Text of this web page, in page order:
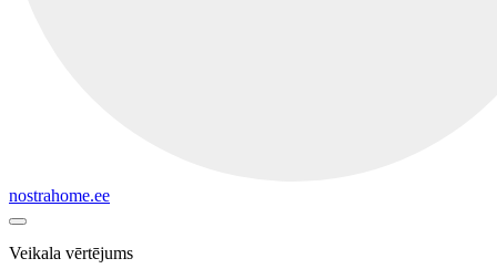
nostrahome.ee
Veikala vērtējums